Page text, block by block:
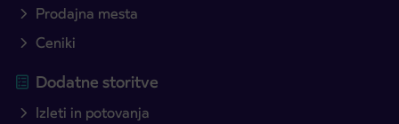
Prodajna mesta
Ceniki
Dodatne storitve
Izleti in potovanja